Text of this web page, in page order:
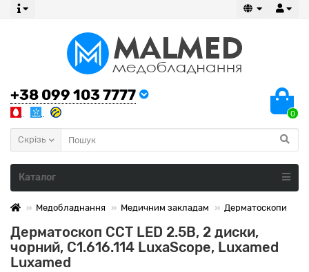
+38 099 103 7777
0
Скрізь
Каталог
Медобладнання Медичним закладам Дерматоскопи
Дерматоскоп CCT LED 2.5В, 2 диски,
чорний, C1.616.114 LuxaScope, Luxamed
Luxamed